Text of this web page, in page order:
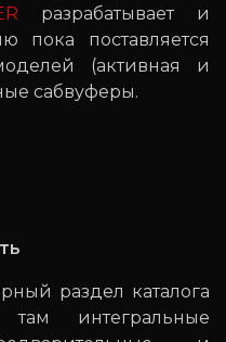
разрабатывает и
пока поставляется
(активная и
сабвуферы.
раздел каталога
интегральные